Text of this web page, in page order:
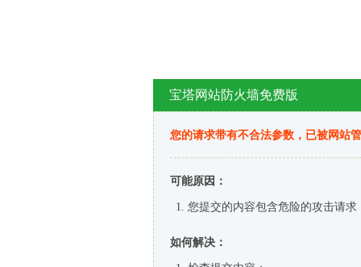
宝塔网站防火墙免费版
您的请求带有不合法参数，已被网站
可能原因：
您提交的内容包含危险的攻击请求
如何解决：